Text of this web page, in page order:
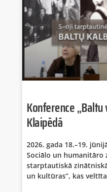
Konference
Klaipēdā
2026. gada 18.–19.
Sociālo un
starptautiskā
un kultūras”, kas